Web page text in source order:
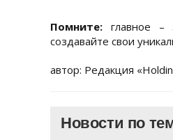
Помните: главное –
создавайте свои
автор: Редакция
Новости по